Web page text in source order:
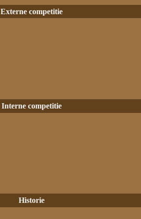
Externe competitie
Interne competitie
Historie